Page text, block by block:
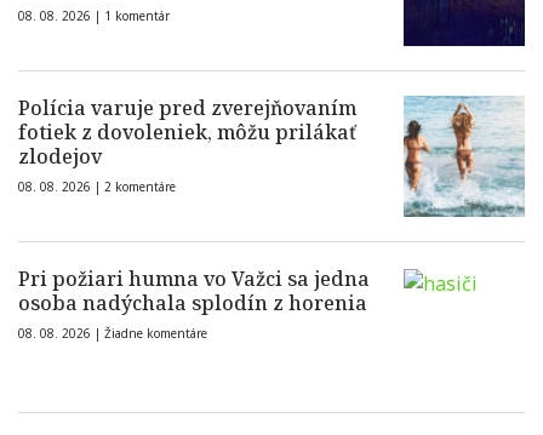
08. 08. 2026 | 1 komentár
Polícia varuje pred zverejňovaním
fotiek z dovoleniek, môžu prilákať
zlodejov
08. 08. 2026 | 2 komentáre
Pri požiari humna vo Važci sa jedna
osoba nadýchala splodín z horenia
08. 08. 2026 | Žiadne komentáre